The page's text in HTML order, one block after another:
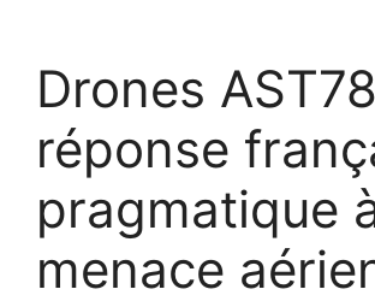
Drones
réponse
pragmatique
menace